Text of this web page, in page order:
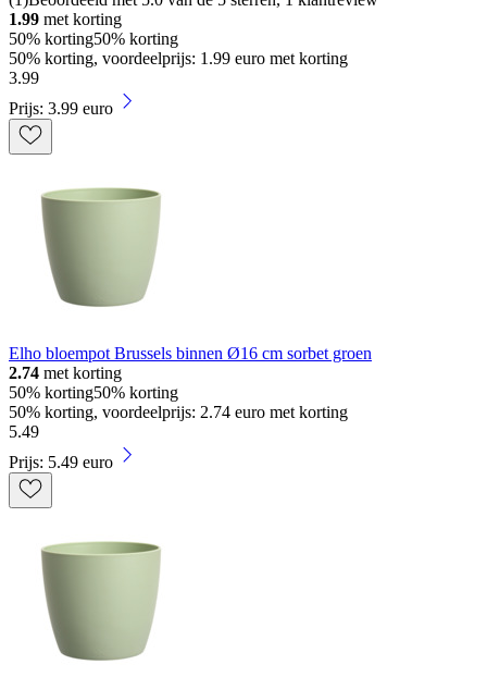
1.99 met korting
50% korting50% korting
50% korting, voordeelprijs: 1.99 euro met korting
3.99
Prijs: 3.99 euro
Elho bloempot Brussels binnen Ø16 cm sorbet groen
2.74 met korting
50% korting50% korting
50% korting, voordeelprijs: 2.74 euro met korting
5.49
Prijs: 5.49 euro